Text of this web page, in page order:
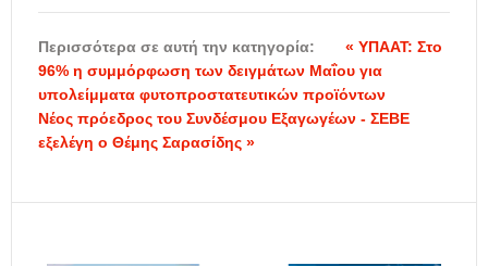
Περισσότερα σε αυτή την κατηγορία:
« ΥΠΑΑΤ: Στο
96% η συμμόρφωση των δειγμάτων Μαΐου για
υπολείμματα φυτοπροστατευτικών προϊόντων
Νέος πρόεδρος του Συνδέσμου Εξαγωγέων - ΣΕΒΕ
εξελέγη ο Θέμης Σαρασίδης »